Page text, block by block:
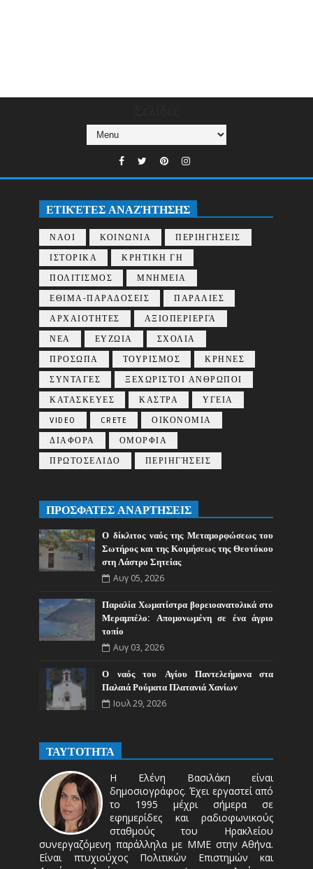
ΕΤΙΚΈΤΕΣ ΑΝΑΖΉΤΗΣΗΣ
ΝΑΟΙ ΚΟΙΝΩΝΙΑ
ΠΕΡΙΗΓΗΣΕΙΣ
ΙΣΤΟΡΙΚΑ
ΚΡΗΤΙΚΗ ΓΗ
ΠΟΛΙΤΙΣΜΟΣ
ΜΝΗΜΕΙΑ
ΕΘΙΜΑ-ΠΑΡΑΔΟΣΕΙΣ
ΠΑΡΑΛΙΕΣ
ΑΡΧΑΙΟΤΗΤΕΣ
ΑΞΙΟΠΕΡΙΕΡΓΑ
ΝΕΑ
ΕΥΖΩΙΑ
ΣΧΟΛΙΑ
ΠΡΟΣΩΠΑ
ΤΟΥΡΙΣΜΟΣ
ΚΡΗΝΕΣ
ΣΥΝΤΑΓΕΣ
ΞΕΧΩΡΙΣΤΟΙ ΑΝΘΡΩΠΟΙ
ΚΑΤΑΣΚΕΥΕΣ
ΚΑΣΤΡΑ
ΥΓΕΙΑ
VIDEO
CRETE
ΟΙΚΟΝΟΜΙΑ
ΔΙΑΦΟΡΑ
ΟΜΟΡΦΙΑ
ΠΡΩΤΟΣΕΛΙΔΟ
ΠΕΡΙΗΓΉΣΕΙΣ
ΠΡΟΣΦΑΤΕΣ ΑΝΑΡΤΗΣΕΙΣ
Ο δίκλιτος ναός της Μεταμορφώσεως του
Σωτήρος και της Κοιμήσεως της Θεοτόκου
στη Λάστρο Σητείας
Αυγ 05, 2026
Παραλία Χωματίστρα βορειοανατολικά στο
Μεραμπέλο: Απομονωμένη σε ένα άγριο
τοπίο
Αυγ 03, 2026
Ο ναός του Αγίου Παντελεήμονα στα
Παλαιά Ρούματα Πλατανιά Χανίων
Ιουλ 29, 2026
ΤΑΥΤΟΤΗΤΑ
Η Ελένη Βασιλάκη είναι
δημοσιογράφος. Έχει εργαστεί από
το 1995 μέχρι σήμερα σε
εφημερίδες και ραδιοφωνικούς
σταθμούς του Ηρακλείου
συνεργαζόμενη παράλληλα με ΜΜΕ στην Αθήνα.
Είναι πτυχιούχος Πολιτικών Επιστημών και